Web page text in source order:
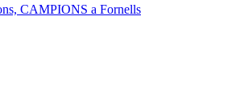
CAMPIONS a Fornells